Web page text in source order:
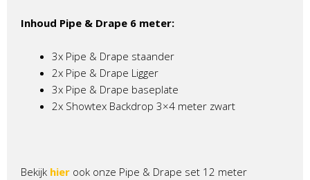
Inhoud Pipe & Drape 6 meter:
3x Pipe & Drape staander
2x Pipe & Drape Ligger
3x Pipe & Drape baseplate
2x Showtex Backdrop 3×4 meter zwart
Bekijk hier ook onze Pipe & Drape set 12 meter